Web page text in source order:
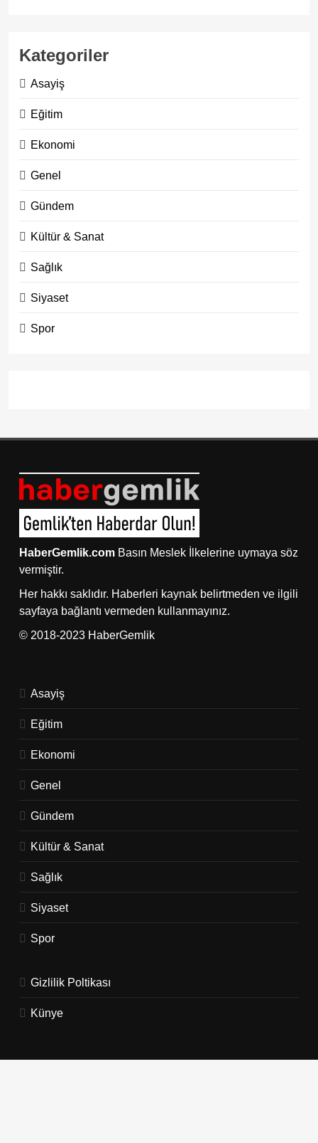
Kategoriler
Asayiş
Eğitim
Ekonomi
Genel
Gündem
Kültür & Sanat
Sağlık
Siyaset
Spor
HaberGemlik.com Basın Meslek İlkelerine uymaya söz
vermiştir.
Her hakkı saklıdır. Haberleri kaynak belirtmeden ve ilgili
sayfaya bağlantı vermeden kullanmayınız.
© 2018-2023 HaberGemlik
Asayiş
Eğitim
Ekonomi
Genel
Gündem
Kültür & Sanat
Sağlık
Siyaset
Spor
Gizlilik Poltikası
Künye